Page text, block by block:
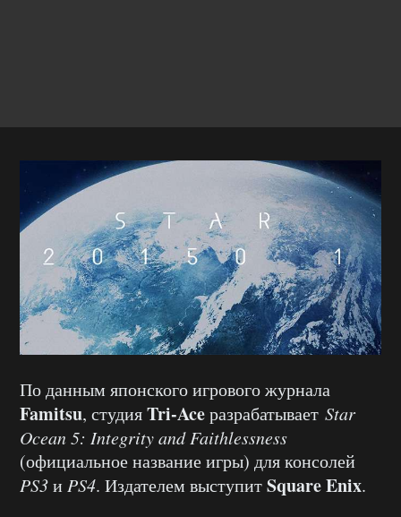
По данным японского игрового журнала
Famitsu, студияTri-Aceразрабатывает Star
Ocean 5: Integrity and Faithlessness
(официальное название игры) для консолей
PS3и PS4. Издателем выступитSquare Enix.